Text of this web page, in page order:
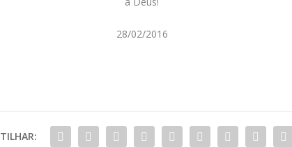
28/02/2016